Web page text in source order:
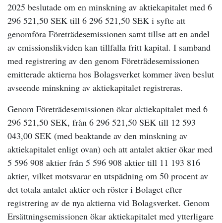
2025 beslutade om en minskning av aktiekapitalet med 6
296 521,50 SEK till 6 296 521,50 SEK i syfte att
genomföra Företrädesemissionen samt tillse att en andel
av emissionslikviden kan tillfalla fritt kapital. I samband
med registrering av den genom Företrädesemissionen
emitterade aktierna hos Bolagsverket kommer även beslut
avseende minskning av aktiekapitalet registreras.
Genom Företrädesemissionen ökar aktiekapitalet med 6
296 521,50 SEK, från 6 296 521,50 SEK till 12 593
043,00 SEK (med beaktande av den minskning av
aktiekapitalet enligt ovan) och att antalet aktier ökar med
5 596 908 aktier från 5 596 908 aktier till 11 193 816
aktier, vilket motsvarar en utspädning om 50 procent av
det totala antalet aktier och röster i Bolaget efter
registrering av de nya aktierna vid Bolagsverket. Genom
Ersättningsemissionen ökar aktiekapitalet med ytterligare